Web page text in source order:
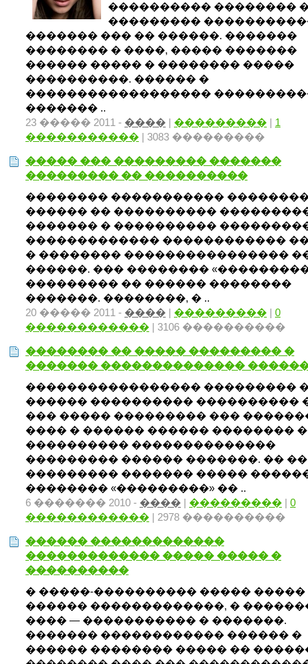
���������� ��������
���������
������� ��� �� ������. �������
�������� � ����, ����� �������
������ ����� � �������� �����
����������. ������ �
������������������
������� ..
23 ����� 2011 - ���� | ��������� | 1
����������� | 3083 ���������
����� ��� ��������� �������
��������� �� ����������
�������� �����������
������ �� ����������
������� � ����������
������������� ������������
� �������� ����������������
������. ��� ��������
��������� �� ������ ��������
�������. ��������, � ..
20 ����� 2011 - ���� | ��������� | 0
������������ | 3106 ����������
�������� �� ����� ��������� �
������� ��������������
����������������� ���������
������ ���������� ����������
��� ����� ��������� ���
���� � ������ ������ ��������
���������� ��������������
��������� ������ �������. �� ��
��������� ������� �����
�������� «���������» �� ..
6 ������� 2010 - ���� | ��������� | 0
������������ | 2978 ����������
������ �������������
������������� ����� ����� �
����������
� �����-���������� ����� �����
������ �������������, �
���� — ����������� � �������.
������� ������������ ������ �
������ �������� ����� ��